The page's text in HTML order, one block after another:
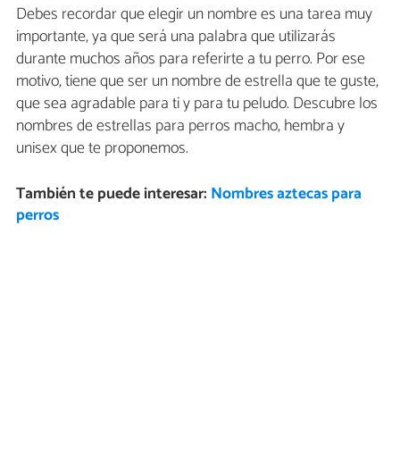
Debes recordar que elegir un nombre es una tarea muy
importante, ya que será una palabra que utilizarás
durante muchos años para referirte a tu perro. Por ese
motivo, tiene que ser un nombre de estrella que te guste,
que sea agradable para ti y para tu peludo. Descubre los
nombres de estrellas para perros macho, hembra y
unisex que te proponemos.
También te puede interesar: Nombres aztecas para
perros